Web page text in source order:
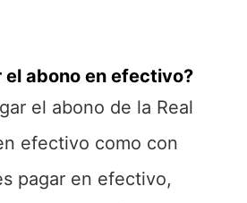
el abono en efectivo?
el abono de la Real
efectivo como con
pagar en efectivo,